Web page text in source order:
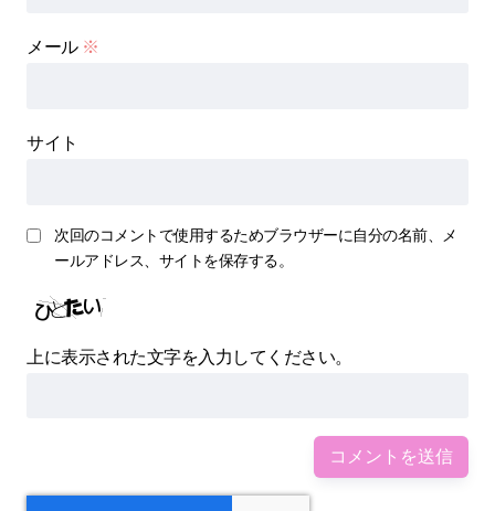
メール ※
サイト
次回のコメントで使用するためブラウザーに自分の名前、メ
ールアドレス、サイトを保存する。
上に表示された文字を入力してください。